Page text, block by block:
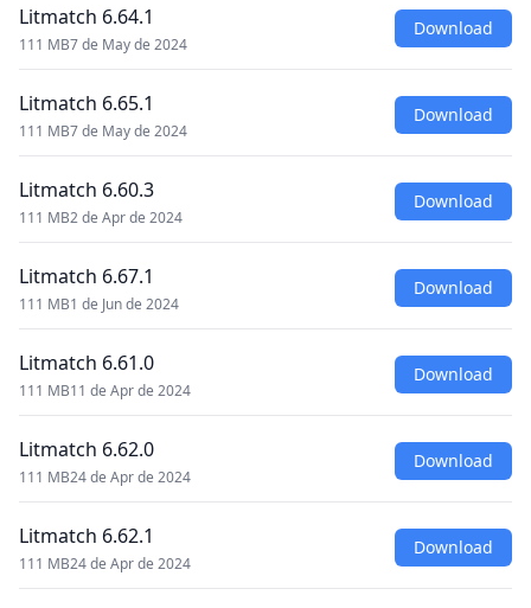
Litmatch 6.64.1
111 MB7 de May de 2024
Download
Litmatch 6.65.1
111 MB7 de May de 2024
Download
Litmatch 6.60.3
111 MB2 de Apr de 2024
Download
Litmatch 6.67.1
111 MB1 de Jun de 2024
Download
Litmatch 6.61.0
111 MB11 de Apr de 2024
Download
Litmatch 6.62.0
111 MB24 de Apr de 2024
Download
Litmatch 6.62.1
111 MB24 de Apr de 2024
Download